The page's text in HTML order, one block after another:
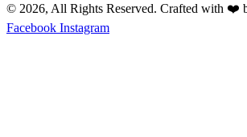
© 2026, All Rights Reserved. Crafted with ❤️
Facebook Instagram